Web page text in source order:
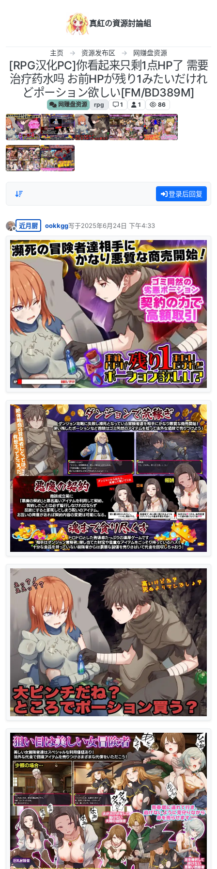
真紅の資源討論組
主页 资源发布区 网赚盘资源
[RPG汉化PC]你看起来只剩1点HP了 需要
治疗药水吗 お前HPが残り1みたいだけれ
どポーション欲しい[FM/BD389M]
网赚盘资源 rpg 1 1 86
登录后回复
离线
近月厨 ookkgg写于2025年6月24日 下午4:33
最后由 编辑